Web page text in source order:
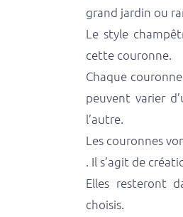
grand jardin ou
Le style
cette couronne.
Chaque
peuvent varier
l’autre.
Les couronnes
. Il s’agit de
Elles resteront
choisis.